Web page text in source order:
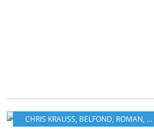
CHRIS KRAUSS, BELFOND, ROMAN,